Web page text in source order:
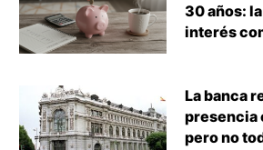
30 años:
interés
La banca
presencia
pero no